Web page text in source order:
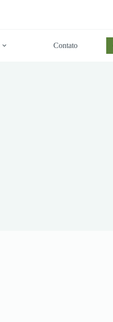
Contato